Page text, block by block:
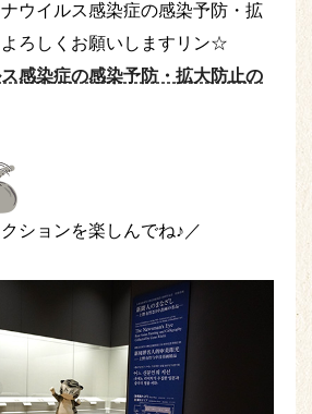
ウイルス感染症の感染予防・拡
ろしくお願いしますリン☆
感染症の感染予防・拡大防止の
ションを楽しんでね♪／